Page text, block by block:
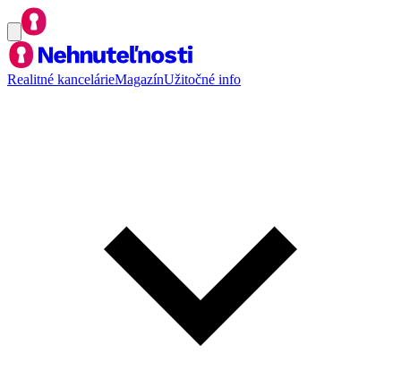
Realitné kancelárieMagazínUžitočné info